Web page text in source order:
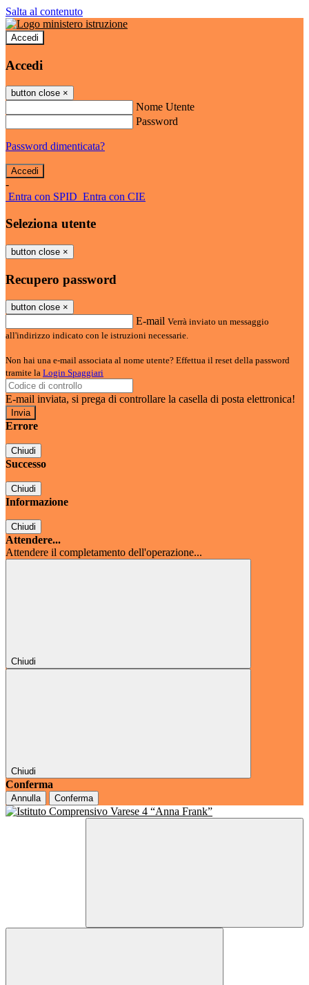
Salta al contenuto
Accedi
Accedi
button close ×
Nome Utente
Password
Password dimenticata?
-
Entra con SPID Entra con CIE
Seleziona utente
button close ×
Recupero password
button close ×
E-mail Verrà inviato un messaggio
all'indirizzo indicato con le istruzioni necessarie.
Non hai una e-mail associata al nome utente? Effettua il reset della password
tramite la Login Spaggiari
E-mail inviata, si prega di controllare la casella di posta elettronica!
Errore
Chiudi
Successo
Chiudi
Informazione
Chiudi
Attendere...
Attendere il completamento dell'operazione...
Chiudi
Chiudi
Conferma
Annulla Conferma